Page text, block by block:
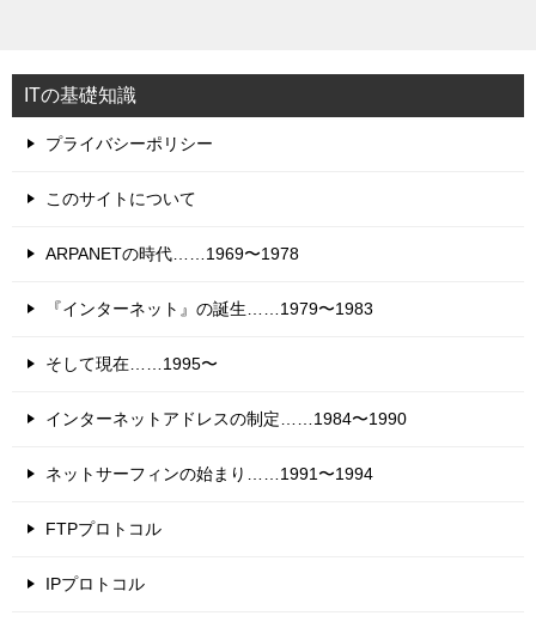
ITの基礎知識
プライバシーポリシー
このサイトについて
ARPANETの時代……1969〜1978
『インターネット』の誕生……1979〜1983
そして現在……1995〜
インターネットアドレスの制定……1984〜1990
ネットサーフィンの始まり……1991〜1994
FTPプロトコル
IPプロトコル